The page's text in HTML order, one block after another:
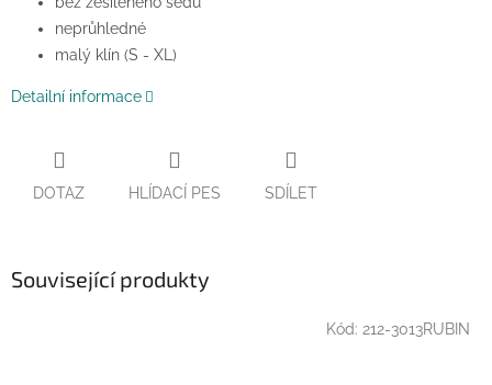
neprůhledné
malý klín (S - XL)
Detailní informace
DOTAZ HLÍDACÍ PES SDÍLET
Související produkty
Kód: 212-3013RUBIN